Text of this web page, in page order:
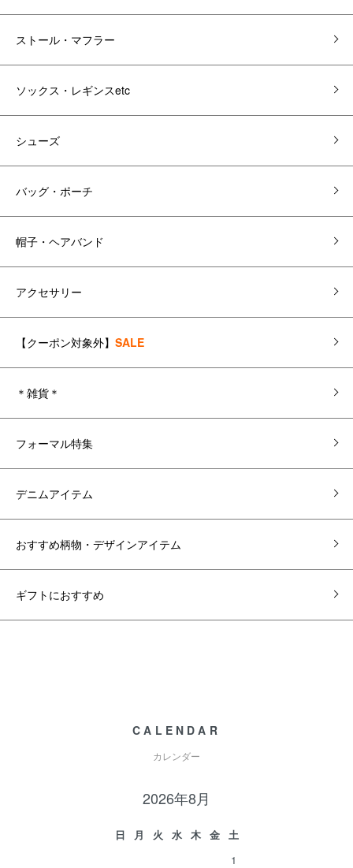
ストール・マフラー
ソックス・レギンスetc
シューズ
バッグ・ポーチ
帽子・ヘアバンド
アクセサリー
【クーポン対象外】 SALE
＊雑貨＊
フォーマル特集
デニムアイテム
おすすめ柄物・デザインアイテム
ギフトにおすすめ
CALENDAR
カレンダー
2026年8月
日 月 火 水 木 金
土
1